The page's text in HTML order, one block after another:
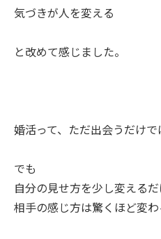
気づきが人を変える
と改めて感じました。
婚活って、ただ出会うだけで
でも
自分の見せ方を少し変える
相手の感じ方は驚くほど変わ